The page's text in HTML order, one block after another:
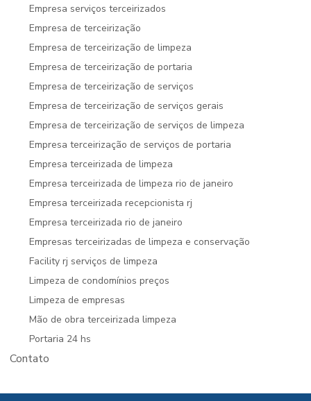
Empresa serviços terceirizados
Empresa de terceirização
Empresa de terceirização de limpeza
Empresa de terceirização de portaria
Empresa de terceirização de serviços
Empresa de terceirização de serviços gerais
Empresa de terceirização de serviços de limpeza
Empresa terceirização de serviços de portaria
Empresa terceirizada de limpeza
Empresa terceirizada de limpeza rio de janeiro
Empresa terceirizada recepcionista rj
Empresa terceirizada rio de janeiro
Empresas terceirizadas de limpeza e conservação
Facility rj serviços de limpeza
Limpeza de condomínios preços
Limpeza de empresas
Mão de obra terceirizada limpeza
Portaria 24 hs
Contato